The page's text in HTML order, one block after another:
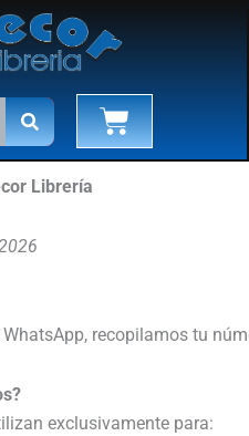
Cart
Librería
recopilamos tu
exclusivamente para: